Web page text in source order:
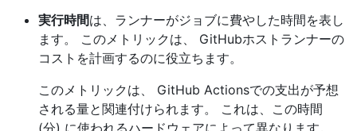
実行時間は、ランナーがジョブに費やした時間を表し
ます。 このメトリックは、 GitHubホストランナーの
コストを計画するのに役立ちます。
このメトリックは、 GitHub Actionsでの支出が予想
される量と関連付けられます。 これは、この時間
(分) に使われるハードウェアによって異なります。